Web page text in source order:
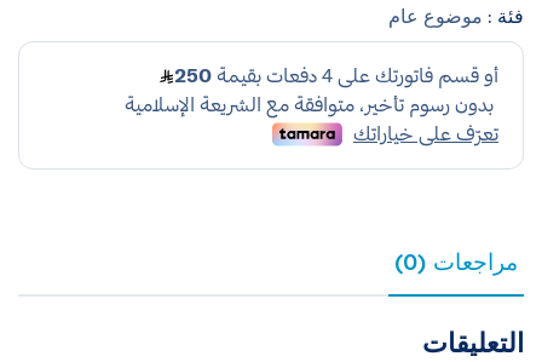
فئة : موضوع عام
مراجعات (0)
التعليقات